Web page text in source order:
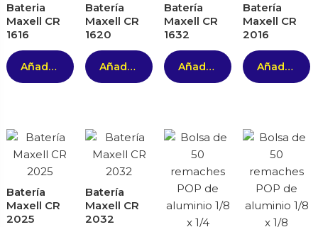
Bateria
Maxell CR
1616
Añadir al carrito
Batería
Maxell CR
1620
Añadir al carrito
Batería
Maxell CR
1632
Añadir al carrito
Batería
Maxell CR
2016
Añadir al carrito
Batería
Maxell CR
2025
Batería
Maxell CR
2032